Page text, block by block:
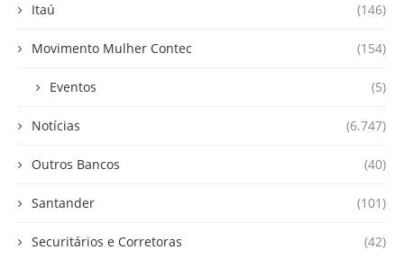
Itaú (146)
Movimento Mulher Contec (154)
Eventos (5)
Notícias (6.747)
Outros Bancos (40)
Santander (101)
Securitários e Corretoras (42)